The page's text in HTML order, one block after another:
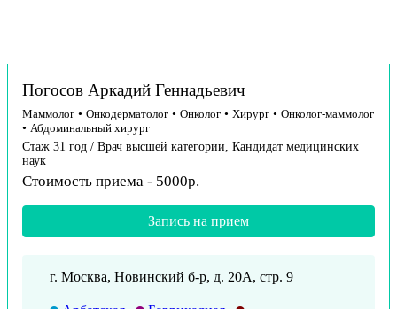
Погосов Аркадий Геннадьевич
Маммолог • Онкодерматолог • Онколог • Хирург • Онколог-маммолог
• Абдоминальный хирург
Стаж 31 год / Врач высшей категории, Кандидат медицинских
наук
Стоимость приема - 5000р.
Запись на прием
г. Москва, Новинский б-р, д. 20А, стр. 9